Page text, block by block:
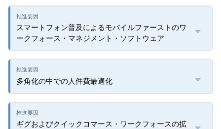
スマートフォン普及によるモバイルファーストのワ
ークフォース・マネジメント・ソフトウェア
多角化の中での人件費最適化
ギグおよびクイックコマース・ワークフォースの拡